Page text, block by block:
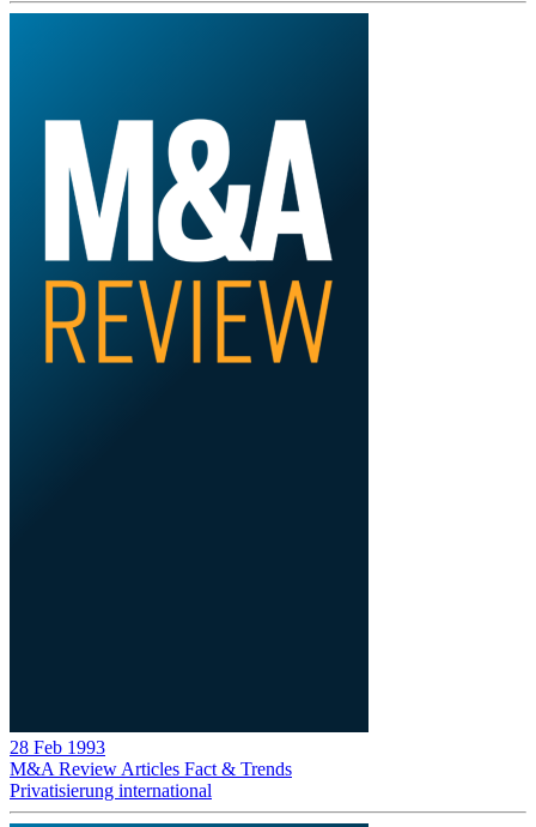
28 Feb 1993
M&A Review Articles Fact & Trends
Privatisierung international